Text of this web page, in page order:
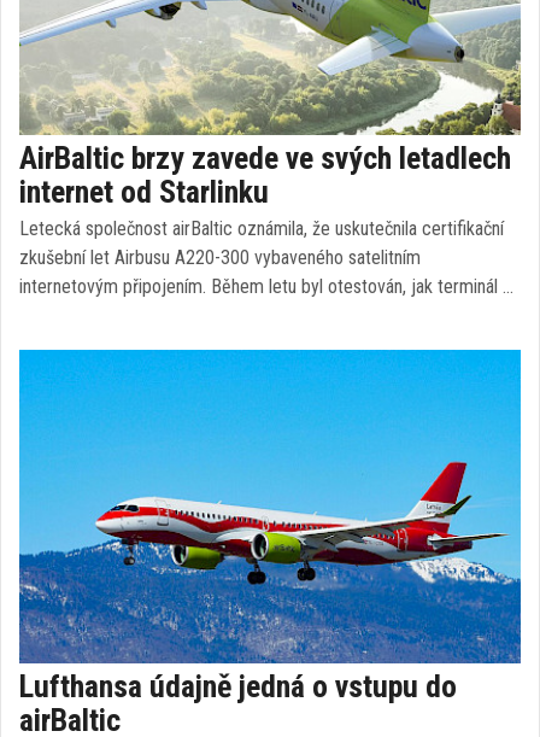
AirBaltic brzy zavede ve svých letadlech
internet od Starlinku
Letecká společnost airBaltic oznámila, že uskutečnila certifikační
zkušební let Airbusu A220-300 vybaveného satelitním
internetovým připojením. Během letu byl otestován, jak terminál …
Lufthansa údajně jedná o vstupu do
airBaltic